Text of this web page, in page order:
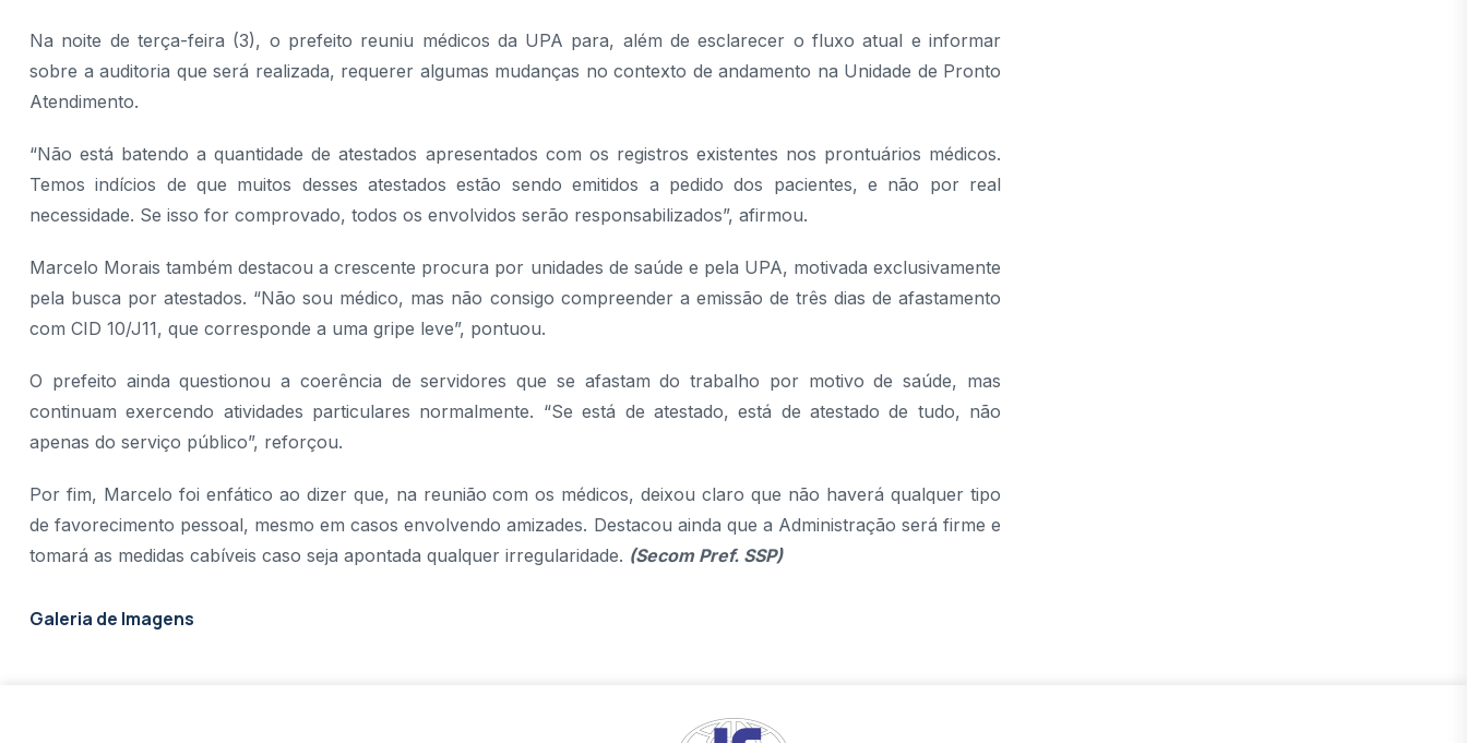
Na noite de terça-feira (3), o prefeito reuniu médicos da UPA para, além de esclarecer o fluxo atual e informar
sobre a auditoria que será realizada, requerer algumas mudanças no contexto de andamento na Unidade de Pronto
Atendimento.
“Não está batendo a quantidade de atestados apresentados com os registros existentes nos prontuários médicos.
Temos indícios de que muitos desses atestados estão sendo emitidos a pedido dos pacientes, e não por real
necessidade. Se isso for comprovado, todos os envolvidos serão responsabilizados”, afirmou.
Marcelo Morais também destacou a crescente procura por unidades de saúde e pela UPA, motivada exclusivamente
pela busca por atestados. “Não sou médico, mas não consigo compreender a emissão de três dias de afastamento
com CID 10/J11, que corresponde a uma gripe leve”, pontuou.
O prefeito ainda questionou a coerência de servidores que se afastam do trabalho por motivo de saúde, mas
continuam exercendo atividades particulares normalmente. “Se está de atestado, está de atestado de tudo, não
apenas do serviço público”, reforçou.
Por fim, Marcelo foi enfático ao dizer que, na reunião com os médicos, deixou claro que não haverá qualquer tipo
de favorecimento pessoal, mesmo em casos envolvendo amizades. Destacou ainda que a Administração será firme e
tomará as medidas cabíveis caso seja apontada qualquer irregularidade. (Secom Pref. SSP)
Galeria de Imagens